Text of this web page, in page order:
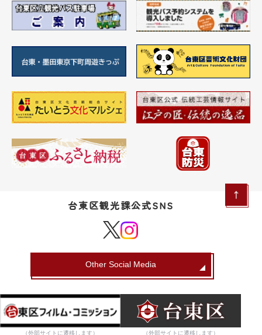
台東区観光課公式SNS
Other Social Media
（外部サイトに遷移します） （外部サイトに遷移します）